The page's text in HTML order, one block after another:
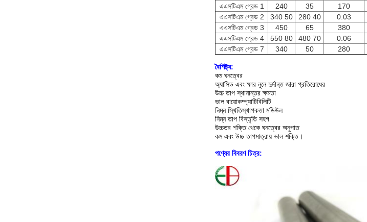
এএসটিএম গ্রেড 1
240 35 170
এএসটিএম গ্রেড 2
340 50 280 40 0.03
এএসটিএম গ্রেড 3
450 65 380
এএসটিএম গ্রেড 4
550 80 480 70 0.06
এএসটিএম গ্রেড 7
340 50 280
বৈশিষ্ট্য:
কম ঘনত্বের
অ্যাসিড এবং ক্ষার নুনে দুর্দান্ত জারা প্রতিরোধের
উচ্চ তাপ স্থানান্তর ক্ষমতা
ভাল বায়োকম্প্যাটিবিলিটি
নিম্ন স্থিতিস্থাপকতা মডিউল
নিম্ন তাপ বিস্তৃতি সহগ
উচ্চতর শক্তি থেকে ঘনত্বের অনুপাত
কম এবং উচ্চ তাপমাত্রায় ভাল শক্তি।
পণ্যের বিবরণ চিত্র: